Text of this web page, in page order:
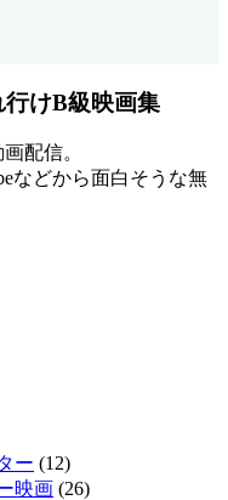
けB級映画集
配信。
などから面白そうな無
ー (12)
映画 (26)